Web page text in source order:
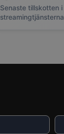
Senaste tillskotten i
streamingtjänsterna